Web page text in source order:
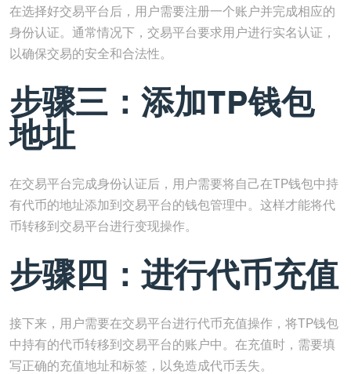
在选择好交易平台后，用户需要注册一个账户并完成相应的
身份认证。通常情况下，交易平台要求用户进行实名认证，
以确保交易的安全和合法性。
步骤三：添加TP钱包
地址
在交易平台完成身份认证后，用户需要将自己在TP钱包中持
有代币的地址添加到交易平台的钱包管理中。这样才能将代
币转移到交易平台进行变现操作。
步骤四：进行代币充值
接下来，用户需要在交易平台进行代币充值操作，将TP钱包
中持有的代币转移到交易平台的账户中。在充值时，需要填
写正确的充值地址和标签，以免造成代币丢失。